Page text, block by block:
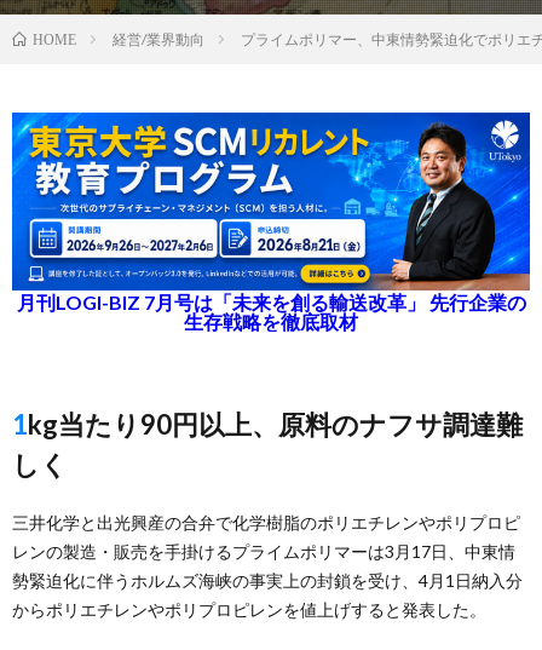
HOME 経営/業界動向 プライムポリマー、中東情勢緊迫化でポリエ
月刊LOGI-BIZ 7月号は「未来を創る輸送改革」 先行企業の
生存戦略を徹底取材
1kg当たり90円以上、原料のナフサ調達難
しく
三井化学と出光興産の合弁で化学樹脂のポリエチレンやポリプロピ
レンの製造・販売を手掛けるプライムポリマーは3月17日、中東情
勢緊迫化に伴うホルムズ海峡の事実上の封鎖を受け、4月1日納入分
からポリエチレンやポリプロピレンを値上げすると発表した。